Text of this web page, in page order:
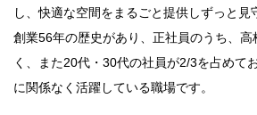
し、快適な空間をまるごと提供しずっと見
創業56年の歴史があり、正社員のうち、高
く、また20代・30代の社員が2/3を占めて
に関係なく活躍している職場です。